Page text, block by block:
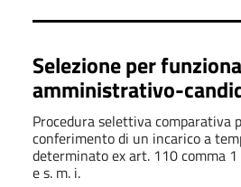
Selezione per
amministrativo-
e non ammessi
Procedura selettiva comparativa
conferimento di un incarico a
determinato ex art. 110 comma
e s. m. i.